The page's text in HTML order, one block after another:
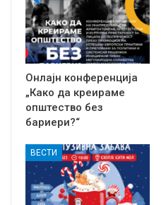
Онлајн конференција
„Како да креираме
општество без
бариери?“
ВЕСТИ